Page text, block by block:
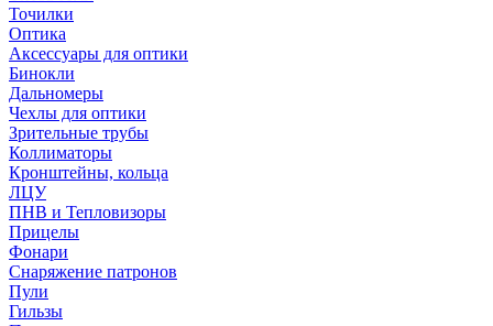
Точилки
Оптика
Аксессуары для оптики
Бинокли
Дальномеры
Чехлы для оптики
Зрительные трубы
Коллиматоры
Кронштейны, кольца
ЛЦУ
ПНВ и Тепловизоры
Прицелы
Фонари
Снаряжение патронов
Пули
Гильзы